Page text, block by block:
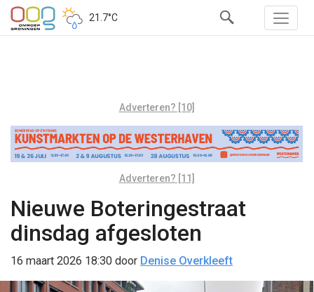
21.7°C
Adverteren? [10]
Adverteren? [11]
Nieuwe Boteringestraat
dinsdag afgesloten
16 maart 2026 18:30 door Denise Overkleeft